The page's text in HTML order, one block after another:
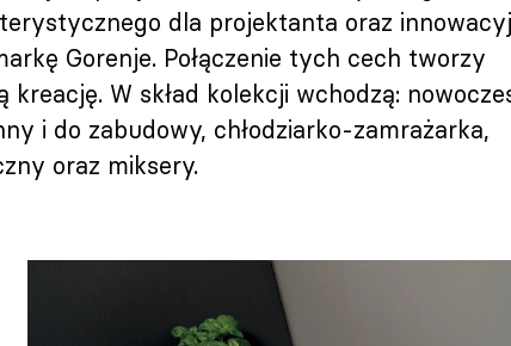
dla projektanta oraz
Gorenje. Połączenie tych cech tworzy
W skład kolekcji wchodzą:
i do zabudowy, chłodziarko-zamrażarka,
oraz miksery.